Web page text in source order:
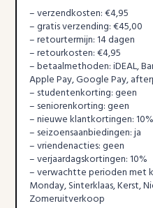
– verzendkosten: €4,95
– gratis verzending: €45,00
– retourtermijn: 14 dagen
– retourkosten: €4,95
– betaalmethoden: iDEAL,
Apple Pay, Google Pay,
– studentenkorting: geen
– seniorenkorting: geen
– nieuwe klantkortingen: 10%
– seizoensaanbiedingen: ja
– vriendenacties: geen
– verjaardagskortingen: 10%
– verwachtte perioden met
Monday, Sinterklaas, Kerst,
Zomeruitverkoop